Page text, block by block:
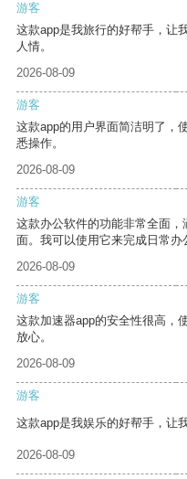
游客
这款app是我旅行的好帮手，让
人情。
2026-08-09
游客
这款app的用户界面简洁明了，
悉操作。
2026-08-09
游客
这款办公软件的功能非常全面
面。我可以使用它来完成日常办
2026-08-09
游客
这款加速器app的安全性很高，
放心。
2026-08-09
游客
这款app是我娱乐的好帮手，让
2026-08-09